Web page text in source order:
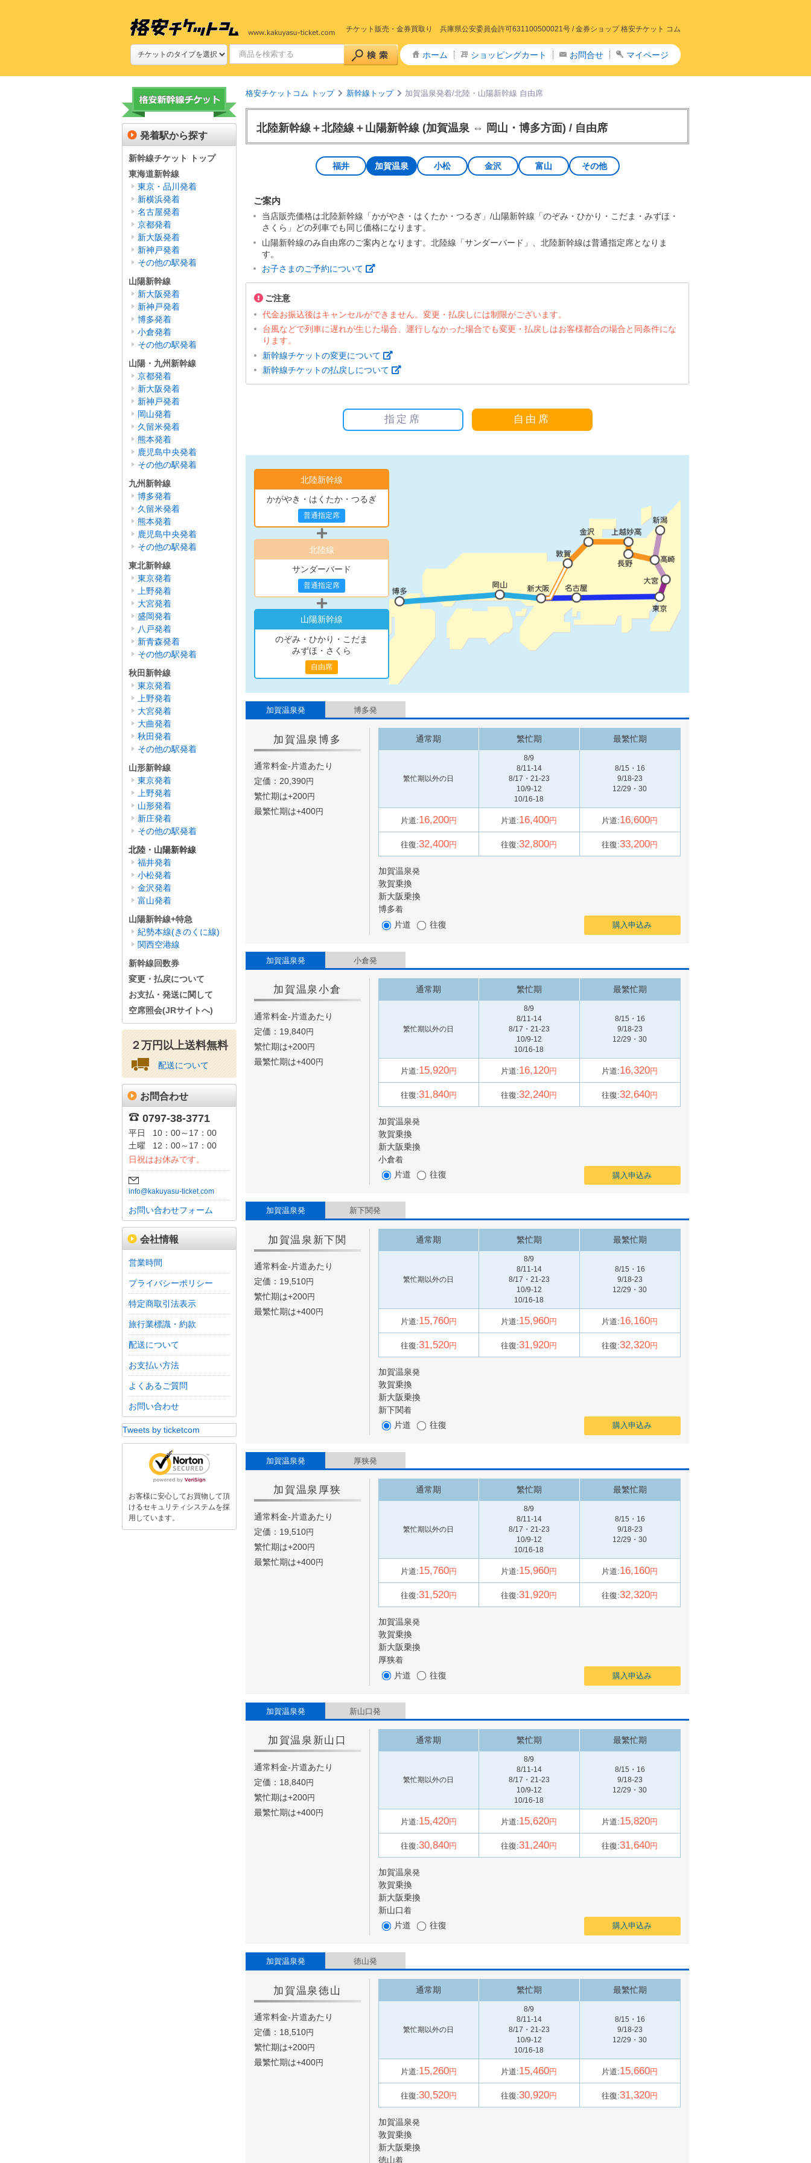
チケット販売・金券買取り 兵庫県公安委員会許可631100500021号 /金券ショップ 格安チケット コム
ホーム ショッピングカート お問合せ マイページ
格安チケットコム トップ 新幹線トップ 加賀温泉発着/北陸・山陽新幹線 自由席
北陸新幹線＋北陸線＋山陽新幹線 (加賀温泉 ⇔ 岡山・博多方面) / 自由席
福井 加賀温泉 小松 金沢 富山 その他
ご案内
当店販売価格は北陸新幹線「かがやき・はくたか・つるぎ」/山陽新幹線「のぞみ・ひかり・こだま・みずほ・
さくら」どの列車でも同じ価格になります。
山陽新幹線のみ自由席のご案内となります。北陸線「サンダーバード」、北陸新幹線は普通指定席となりま
す。
お子さまのご予約について
ご注意
代金お振込後はキャンセルができません。変更・払戻しには制限がございます。
台風などで列車に遅れが生じた場合、運行しなかった場合でも変更・払戻しはお客様都合の場合と同条件にな
ります。
新幹線チケットの変更について
新幹線チケットの払戻しについて
指定席 自由席
北陸新幹線
かがやき・はくたか・つるぎ
普通指定席
北陸線
サンダーバード
普通指定席
山陽新幹線
のぞみ・ひかり・こだま
みずほ・さくら
自由席
加賀温泉発 博多発
加賀温泉博多
通常料金-片道あたり
定価：20,390円
繁忙期は+200円
最繁忙期は+400円
通常期 繁忙期 最繁忙期
繁忙期以外の日
8/9
8/11-14
8/17・21-23
10/9-12
10/16-18
8/15・16
9/18-23
12/29・30
片道:16,200円 片道:16,400円 片道:16,600円
往復:32,400円 往復:32,800円 往復:33,200円
加賀温泉発
敦賀乗換
新大阪乗換
博多着
片道 往復 購入申込み
加賀温泉発 小倉発
加賀温泉小倉
通常料金-片道あたり
定価：19,840円
繁忙期は+200円
最繁忙期は+400円
通常期 繁忙期 最繁忙期
繁忙期以外の日
8/9
8/11-14
8/17・21-23
10/9-12
10/16-18
8/15・16
9/18-23
12/29・30
片道:15,920円 片道:16,120円 片道:16,320円
往復:31,840円 往復:32,240円 往復:32,640円
加賀温泉発
敦賀乗換
新大阪乗換
小倉着
片道 往復 購入申込み
加賀温泉発 新下関発
加賀温泉 新下関
通常料金-片道あたり
定価：19,510円
繁忙期は+200円
最繁忙期は+400円
通常期 繁忙期 最繁忙期
繁忙期以外の日
8/9
8/11-14
8/17・21-23
10/9-12
10/16-18
8/15・16
9/18-23
12/29・30
片道:15,760円 片道:15,960円 片道:16,160円
往復:31,520円 往復:31,920円 往復:32,320円
加賀温泉発
敦賀乗換
新大阪乗換
新下関着
片道 往復 購入申込み
加賀温泉発 厚狭発
加賀温泉 厚狭
通常料金-片道あたり
定価：19,510円
繁忙期は+200円
最繁忙期は+400円
通常期 繁忙期 最繁忙期
繁忙期以外の日
8/9
8/11-14
8/17・21-23
10/9-12
10/16-18
8/15・16
9/18-23
12/29・30
片道:15,760円 片道:15,960円 片道:16,160円
往復:31,520円 往復:31,920円 往復:32,320円
加賀温泉発
敦賀乗換
新大阪乗換
厚狭着
片道 往復 購入申込み
加賀温泉発 新山口発
加賀温泉 新山口
通常料金-片道あたり
定価：18,840円
繁忙期は+200円
最繁忙期は+400円
通常期 繁忙期 最繁忙期
繁忙期以外の日
8/9
8/11-14
8/17・21-23
10/9-12
10/16-18
8/15・16
9/18-23
12/29・30
片道:15,420円 片道:15,620円 片道:15,820円
往復:30,840円 往復:31,240円 往復:31,640円
加賀温泉発
敦賀乗換
新大阪乗換
新山口着
片道 往復 購入申込み
加賀温泉発 徳山発
加賀温泉徳山
通常料金-片道あたり
定価：18,510円
繁忙期は+200円
最繁忙期は+400円
通常期 繁忙期 最繁忙期
繁忙期以外の日
8/9
8/11-14
8/17・21-23
10/9-12
10/16-18
8/15・16
9/18-23
12/29・30
片道:15,260円 片道:15,460円 片道:15,660円
往復:30,520円 往復:30,920円 往復:31,320円
加賀温泉発
敦賀乗換
新大阪乗換
徳山着
発着駅から探す
新幹線チケット トップ
東海道新幹線
東京・品川発着
新横浜発着
名古屋発着
京都発着
新大阪発着
新神戸発着
その他の駅発着
山陽新幹線
新大阪発着
新神戸発着
博多発着
小倉発着
その他の駅発着
山陽・九州新幹線
京都発着
新大阪発着
新神戸発着
岡山発着
久留米発着
熊本発着
鹿児島中央発着
その他の駅発着
九州新幹線
博多発着
久留米発着
熊本発着
鹿児島中央発着
その他の駅発着
東北新幹線
東京発着
上野発着
大宮発着
盛岡発着
八戸発着
新青森発着
その他の駅発着
秋田新幹線
東京発着
上野発着
大宮発着
大曲発着
秋田発着
その他の駅発着
山形新幹線
東京発着
上野発着
山形発着
新庄発着
その他の駅発着
北陸・山陽新幹線
福井発着
小松発着
金沢発着
富山発着
山陽新幹線+特急
紀勢本線(きのくに線)
関西空港線
新幹線回数券
変更・払戻について
お支払・発送に関して
空席照会(JRサイトへ)
２万円以上送料無料
配送について
お問合わせ
0797-38-3771
平日
10：00～17：00
土曜
12：00～17：00
日祝はお休みです。
info@kakuyasu-ticket.com
お問い合わせフォーム
会社情報
営業時間
プライバシーポリシー
特定商取引法表示
旅行業標識・約款
配送について
お支払い方法
よくあるご質問
お問い合わせ
Tweets by ticketcom
お客様に安心してお買物して頂
けるセキュリティシステムを採
用しています。